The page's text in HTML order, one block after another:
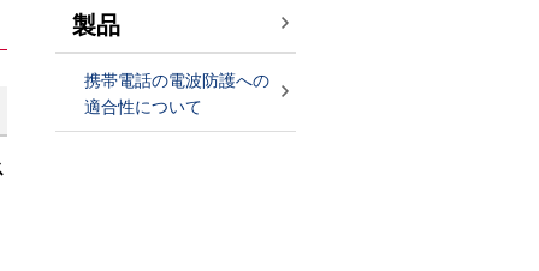
製品
携帯電話の電波防護への
適合性について